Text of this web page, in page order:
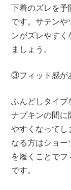
下着のズレを
です。サテン
ンがズレやす
ましょう。
③フィット感が
ふんどしタイ
ナプキンの間
やすくなって
なる方はショ
を履くことで
です。